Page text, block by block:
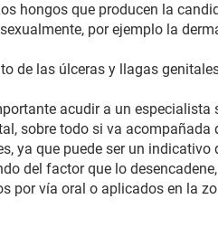
hongos que producen la
por ejemplo la
de las úlceras y llagas
acudir a un
sobre todo si va
ya que puede ser un
del factor que lo
por vía oral o aplicados en la